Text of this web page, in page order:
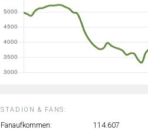
STADION & FANS:
Fanaufkommen:
114.607